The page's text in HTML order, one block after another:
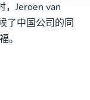
，Jeroen van
了中国公司的同
。